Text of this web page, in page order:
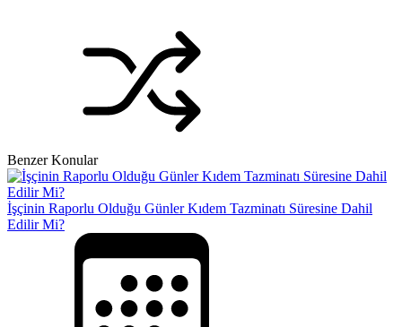
Benzer Konular
İşçinin Raporlu Olduğu Günler Kıdem Tazminatı Süresine Dahil
Edilir Mi?